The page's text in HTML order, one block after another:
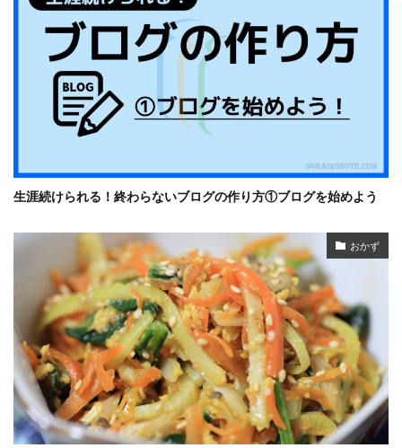
生涯続けられる！終わらないブログの作り方①ブログを始めよう
おかず